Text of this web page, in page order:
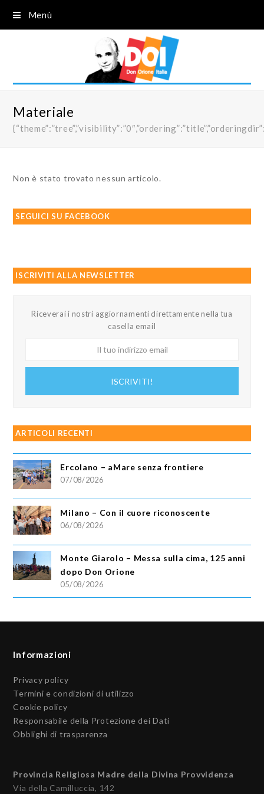
Menù
Materiale
Non è stato trovato nessun articolo.
SEGUICI SU FACEBOOK
ISCRIVITI ALLA NEWSLETTER
Riceverai i nostri aggiornamenti direttamente nella tua
casella email
ISCRIVITI!
ARTICOLI RECENTI
Ercolano – aMare senza frontiere
07/08/2026
Milano – Con il cuore riconoscente
06/08/2026
Monte Giarolo – Messa sulla cima, 125 anni
dopo Don Orione
05/08/2026
Informazioni
Privacy policy
Termini e condizioni di utilizzo
Cookie policy
Responsabile della Protezione dei Dati
Obblighi di trasparenza
Provincia Religiosa Madre della Divina Provvidenza
Via della Camilluccia, 142